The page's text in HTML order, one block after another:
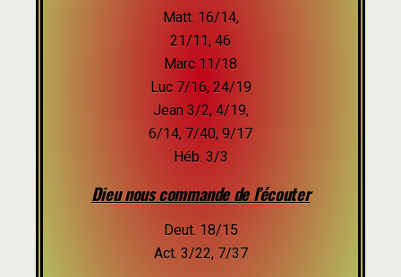
Matt. 16/14,
21/11, 46
Marc 11/18
Luc 7/16, 24/19
Jean 3/2, 4/19,
6/14, 7/40, 9/17
Héb. 3/3
Dieu nous commande de l’écouter
Deut. 18/15
Act. 3/22, 7/37